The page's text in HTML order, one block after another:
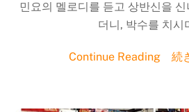
민요의 멜로디를 듣고 상반신을
더니, 박수를 치시
Continue Reading 続